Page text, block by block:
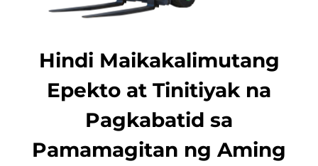
Hindi Maikakalimutang
Epekto at Tinitiyak na
Pagkabatid sa
Pamamagitan ng Aming